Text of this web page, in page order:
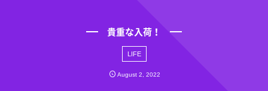
貴重な入荷！
LIFE
August 2 ,2022